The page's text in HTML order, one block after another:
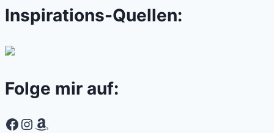
Inspirations-Quellen:
Folge mir auf:
Facebook
Instagram
Amazon